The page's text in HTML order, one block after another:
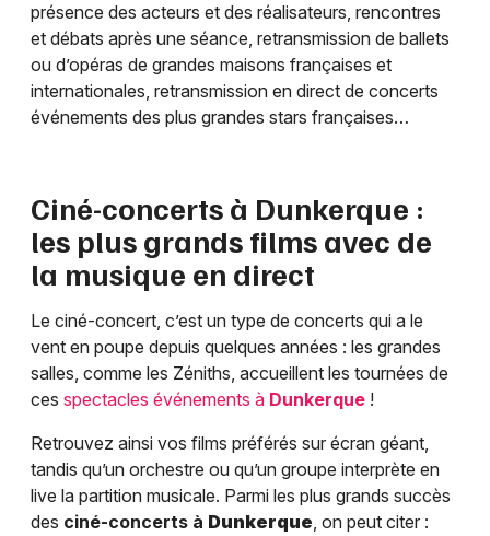
présence des acteurs et des réalisateurs, rencontres
et débats après une séance, retransmission de ballets
ou d’opéras de grandes maisons françaises et
internationales, retransmission en direct de concerts
événements des plus grandes stars françaises…
Ciné-concerts à Dunkerque :
les plus grands films avec de
la musique en direct
Le ciné-concert, c’est un type de concerts qui a le
vent en poupe depuis quelques années : les grandes
salles, comme les Zéniths, accueillent les tournées de
ces spectacles événements à Dunkerque !
Retrouvez ainsi vos films préférés sur écran géant,
tandis qu’un orchestre ou qu’un groupe interprète en
live la partition musicale. Parmi les plus grands succès
des ciné-concerts à Dunkerque, on peut citer :